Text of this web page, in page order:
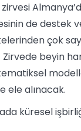
de destek
çok
beyin
ele alınacak.